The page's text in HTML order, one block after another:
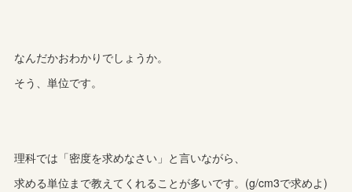
なんだかおわかりでしょうか。
そう、単位です。
理科では「密度を求めなさい」と言いながら、
求める単位まで教えてくれることが多いです。(g/cm3で求めよ)